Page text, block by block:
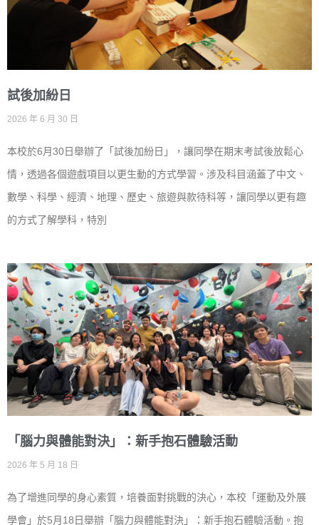
試後加紛日
2026 年 6 月 30 日
本校於6月30日舉辦了「試後加紛日」，讓同學在期末考試後放鬆心
情，透過各個遊戲項目以更生動的方式學習。涉及科目涵蓋了中文、
數學、科學、經濟、地理、歷史、旅遊與款待科等，讓同學以更有趣
的方式了解學科，特別
「腦力與體能對決」：新手抱石體驗活動
2026 年 5 月 18 日
為了增進同學的身心素質，培養面對挑戰的決心，本校「運動及外展
學會」於5月18日舉辦「腦力與體能對決」：新手抱石體驗活動。抱